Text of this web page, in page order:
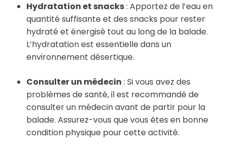
Hydratation et snacks: Apportez de l’eau en
quantité suffisante et des snacks pour rester
hydraté et énergisé tout au long de la balade.
L’hydratation est essentielle dans un
environnement désertique.
Consulter un médecin : Si vous avez des
problèmes de santé, il est recommandé de
consulter un médecin avant de partir pour la
balade. Assurez-vous que vous êtes en bonne
condition physique pour cette activité.